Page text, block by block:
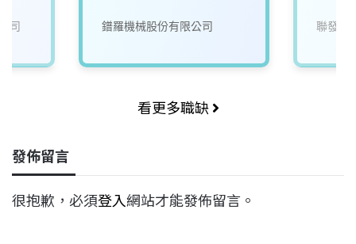
司 鐠羅機械股份有限公司 聯發科
看更多職缺
發佈留言
很抱歉，必須登入網站才能發佈留言。